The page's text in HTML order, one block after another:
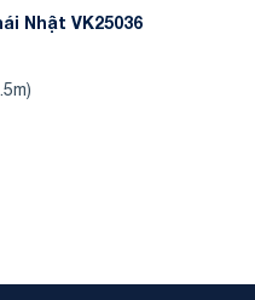
Nhật VK25036